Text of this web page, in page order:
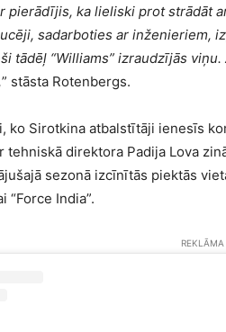
pierādījis, ka lieliski prot strādāt
sadarboties ar inženieriem,
tādēļ “Williams” izraudzījās
” stāsta Rotenbergs.
ko Sirotkina atbalstītāji ienesīs
tehniskā direktora Padija Lova
sezonā izcīnītās piektās
“Force India”.
REKLĀMA